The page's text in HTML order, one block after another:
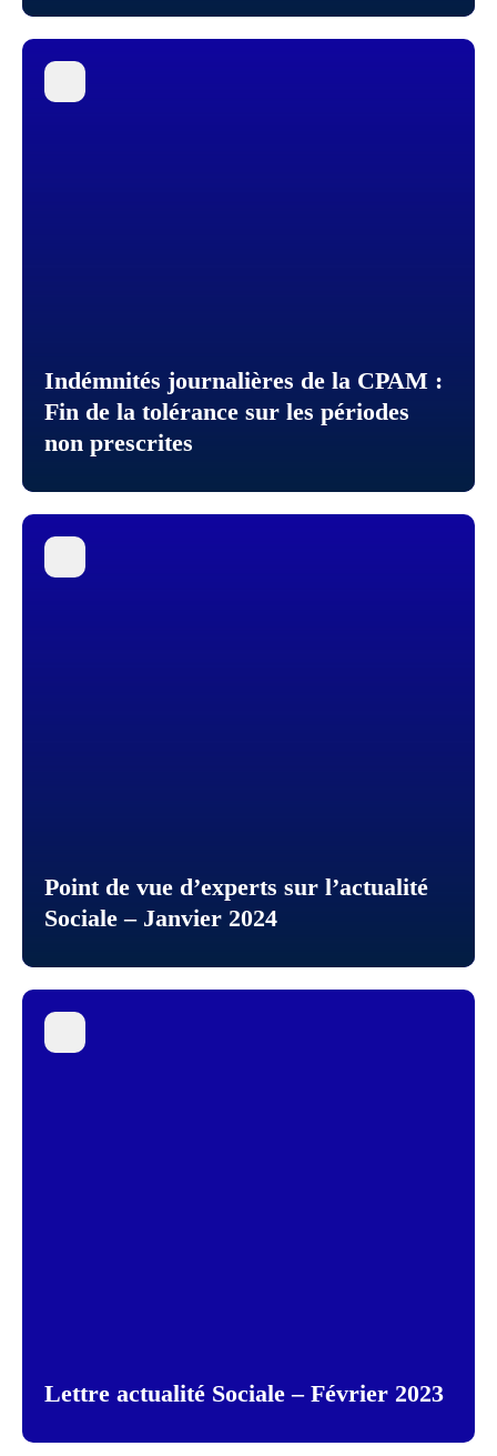
Indémnités journalières de la CPAM :
Fin de la tolérance sur les périodes
non prescrites
Point de vue d’experts sur l’actualité
Sociale – Janvier 2024
Lettre actualité Sociale – Février 2023